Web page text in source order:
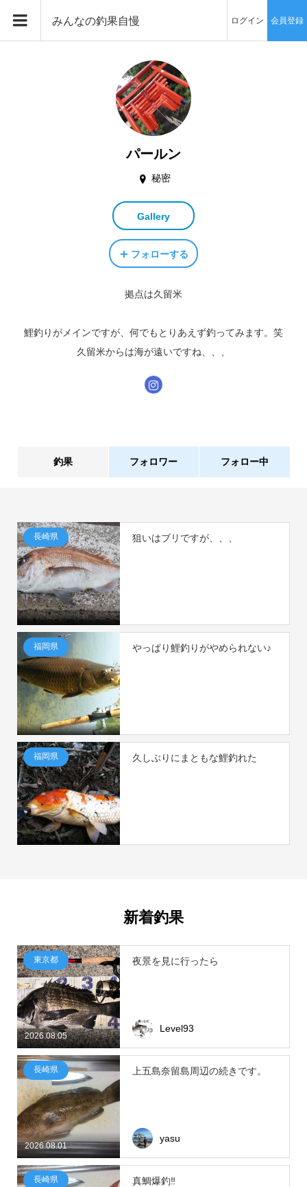
みんなの釣果自慢 ログイン 会員登録
パールン
秘密
Gallery
フォローする
拠点は久留米
鯉釣りがメインですが、何でもとりあえず釣ってみます。笑
久留米からは海が遠いですね、、、
釣果 3件
フォロワー 0人
フォロー中
長崎県 狙いはブリですが、、、
福岡県 やっぱり鯉釣りがやめられない♪
福岡県 久しぶりにまともな鯉釣れた
新着釣果
2026.08.05
東京都 夜景を見に行ったら
Level93
2026.08.01
長崎県 上五島奈留島周辺の続きです。
yasu
長崎県 真鯛爆釣‼